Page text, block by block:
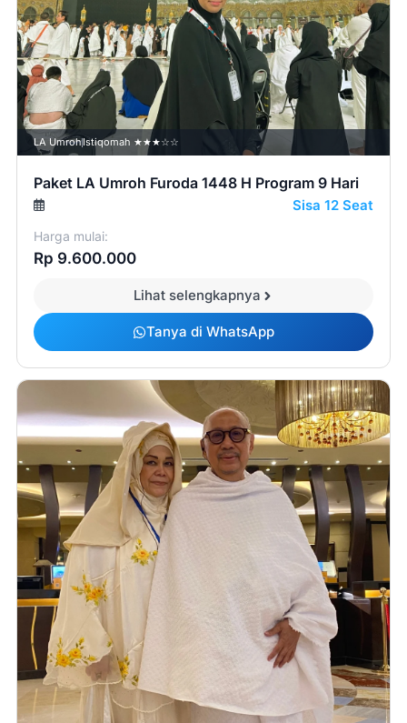
LA UmrohIstiqomah ★★★☆☆
Paket LA Umroh Furoda 1448 H Program 9 Hari
Sisa 12 Seat
Harga mulai:
Rp 9.600.000
Lihat selengkapnya
Tanya di WhatsApp